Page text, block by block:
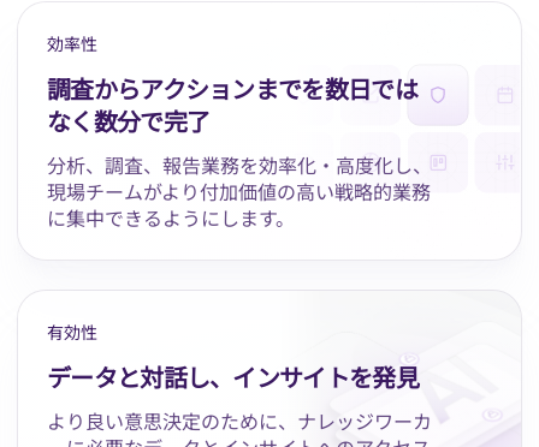
効率性
調査からアクションまでを数日では
なく数分で完了
分析、調査、報告業務を効率化・高度化し、
現場チームがより付加価値の高い戦略的業務
に集中できるようにします。
有効性
データと対話し、インサイトを発見
より良い意思決定のために、ナレッジワーカ